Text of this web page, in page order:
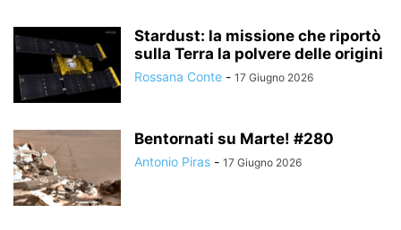
Stardust: la missione che riportò
sulla Terra la polvere delle origini
Rossana Conte - 17 Giugno 2026
Bentornati su Marte! #280
Antonio Piras - 17 Giugno 2026